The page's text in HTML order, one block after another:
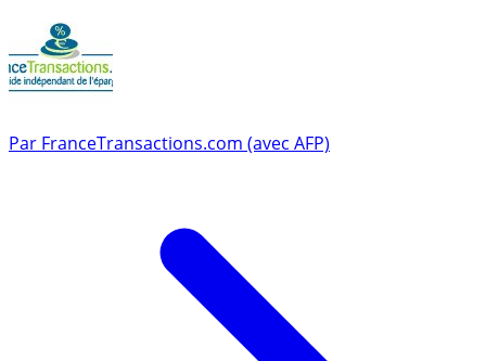
Par FranceTransactions.com (avec AFP)